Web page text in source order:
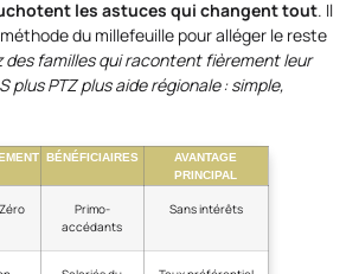
les astuces qui changent tout. Il
méthode du millefeuille pour alléger le reste
des familles qui racontent fièrement leur
plus PTZ plus aide régionale : simple,
BÉNÉFICIAIRES
AVANTAGE
PRINCIPAL
Primo-
accédants
Sans intérêts